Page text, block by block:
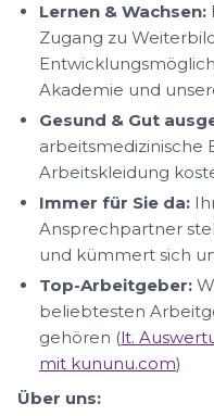
Lernen & Wachsen:
Zugang zu
Akademie und
Gesund & Gut
arbeitsmedizinische
Arbeitskleidung
Immer für Sie da:
Ansprechpartner
und kümmert sich
Top-Arbeitgeber:
beliebtesten
gehören (lt.
mit kununu.com)
Über uns: